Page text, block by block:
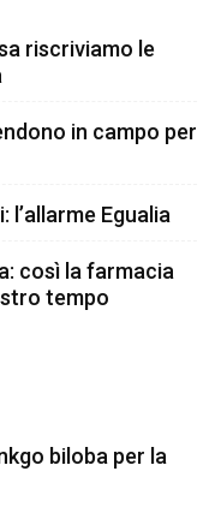
riscriviamo le
in campo per
l’allarme Egualia
così la farmacia
tempo
biloba per la